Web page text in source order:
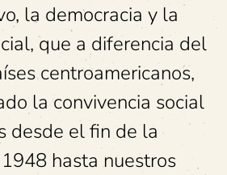
la democracia y la
que a diferencia del
centroamericanos,
la convivencia social
desde el fin de la
hasta nuestros